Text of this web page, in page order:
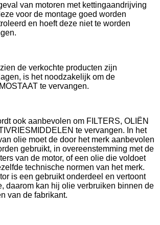
van motoren met kettingaandrijving
voor de montage goed worden
en hoeft deze niet te worden
de verkochte producten zijn
is het noodzakelijk om de
te vervangen.
ook aanbevolen om FILTERS, OLIËN
te vervangen. In het
olie moet de door het merk aanbevolen
gebruikt, in overeenstemming met de
van de motor, of een olie die voldoet
technische normen van het merk.
is een gebruikt onderdeel en vertoont
daarom kan hij olie verbruiken binnen de
van de fabrikant.